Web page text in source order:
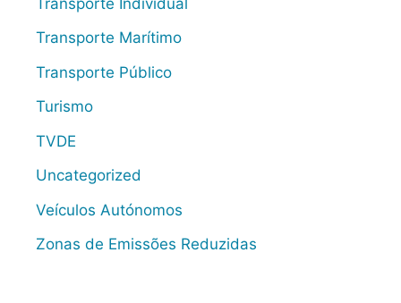
Transporte Marítimo
Transporte Público
Turismo
TVDE
Uncategorized
Veículos Autónomos
Zonas de Emissões Reduzidas